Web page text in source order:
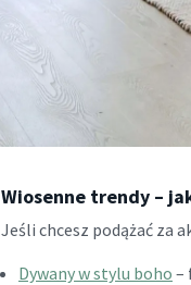
Wiosenne trendy –
Jeśli chcesz podążać za
Dywany w stylu boho –